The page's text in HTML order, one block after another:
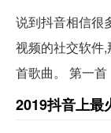
说到抖音相信很
视频的社交软件
首歌曲。 第一
2019抖音上最